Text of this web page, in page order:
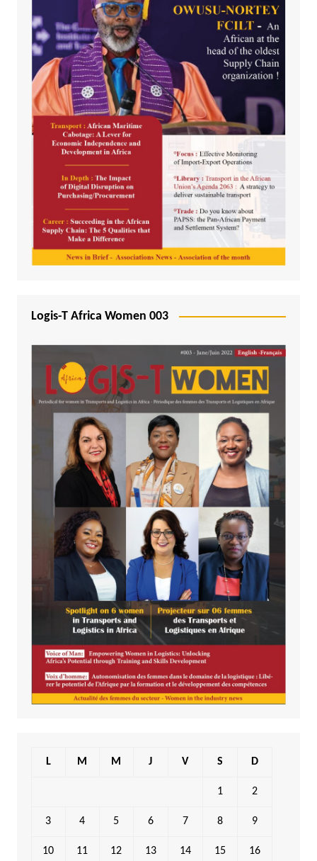
Logis-T Africa Women 003
L M M J V S D
1 2
3 4 5 6 7 8 9
10 11 12 13 14 15 16